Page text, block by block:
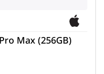
Max (256GB)